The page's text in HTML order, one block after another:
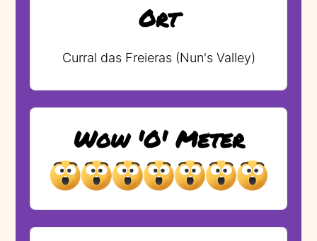
Ort
Curral das Freieras (Nun's Valley)
Wow 'O' Meter